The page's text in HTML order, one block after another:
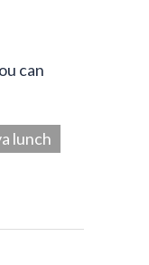
can
lunch